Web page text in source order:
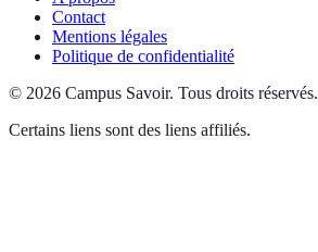
Contact
Mentions légales
Politique de confidentialité
© 2026 Campus Savoir. Tous droits réservés.
Certains liens sont des liens affiliés.